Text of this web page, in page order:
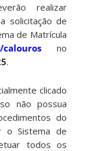
realizar
solicitação de
de Matrícula
calourosno
.
clicado
não possua
do
o Sistema de
todos os